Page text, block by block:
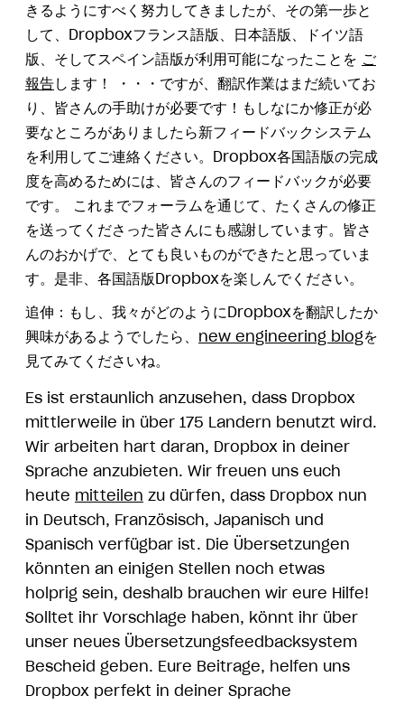
きるようにすべく努力してきましたが、その第一歩と
して、Dropboxフランス語版、日本語版、ドイツ語
版、そしてスペイン語版が利用可能になったことを ご
報告します！ ・・・ですが、翻訳作業はまだ続いてお
り、皆さんの手助けが必要です！もしなにか修正が必
要なところがありましたら新フィードバックシステム
を利用してご連絡ください。Dropbox各国語版の完成
度を高めるためには、皆さんのフィードバックが必要
です。 これまでフォーラムを通じて、たくさんの修正
を送ってくださった皆さんにも感謝しています。皆さ
んのおかげで、とても良いものができたと思っていま
す。是非、各国語版Dropboxを楽しんでください。
追伸：もし、我々がどのようにDropboxを翻訳したか
興味があるようでしたら、 new engineering blogを
見てみてくださいね。
Es ist erstaunlich anzusehen, dass Dropbox
mittlerweile in über 175 Ländern benutzt wird.
Wir arbeiten hart daran, Dropbox in deiner
Sprache anzubieten. Wir freuen uns euch
heute mitteilen zu dürfen, dass Dropbox nun
in Deutsch, Französisch, Japanisch und
Spanisch verfügbar ist. Die Übersetzungen
könnten an einigen Stellen noch etwas
holprig sein, deshalb brauchen wir eure Hilfe!
Solltet ihr Vorschläge haben, könnt ihr über
unser neues Übersetzungsfeedbacksystem
Bescheid geben. Eure Beiträge, helfen uns
Dropbox perfekt in deiner Sprache